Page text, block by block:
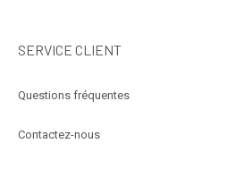
SERVICE CLIENT
Questions fréquentes
Contactez-nous